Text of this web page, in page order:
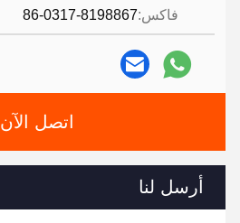
فاكس:86-0317-8198867
اتصل الآن
أرسل لنا